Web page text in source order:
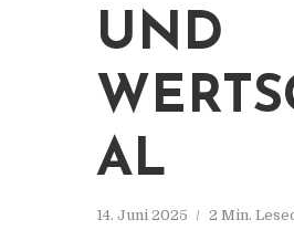
UND
AL
14. Juni 2025 2 Min.